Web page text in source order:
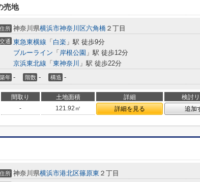
売地
住所 神奈川県横浜市神奈川区六角橋 ２丁目
交通 東急東横線 「 白楽 」駅 徒歩9分
ブルーライン 「 岸根公園 」駅 徒歩12分
京浜東北線 「 東神奈川 」駅 徒歩22分
築年 - 階数 - 構造 -
間取り 土地面積 詳細
検討
- 121.92㎡ 詳細を見る 追加
住所 神奈川県横浜市港北区篠原東 ２丁目